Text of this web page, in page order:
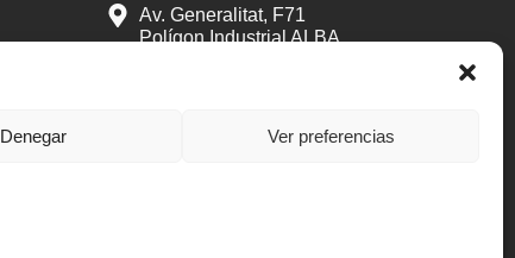
Denegar Ver preferencias
Av. Generalitat, F71
Polígon Industrial ALBA